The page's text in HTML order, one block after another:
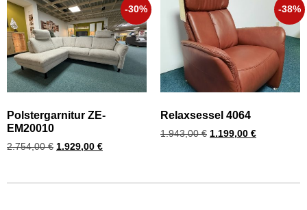
-30%
Polstergarnitur ZE-
EM20010
2.754,00€ 1.929,00 €
-38%
Relaxsessel 4064
1.943,00€ 1.199,00 €